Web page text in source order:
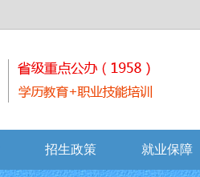
招生政策 就业保障